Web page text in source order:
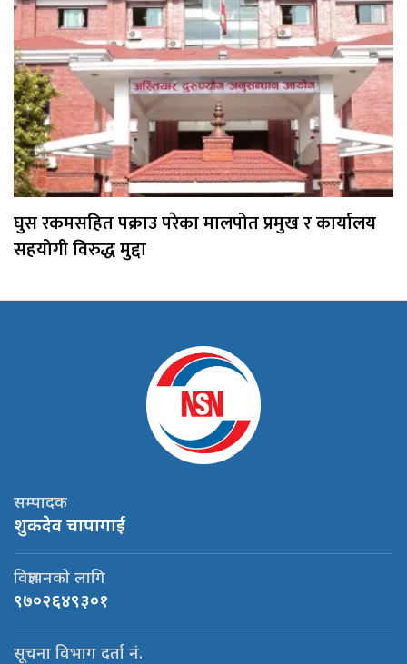
घुस रकमसहित पक्राउ परेका मालपोत प्रमुख र कार्यालय
सहयोगी विरुद्ध मुद्दा
सम्पादक
शुकदेव चापागाई
विज्ञापनको लागि
९७०२६४९३०१
सूचना विभाग दर्ता नं.